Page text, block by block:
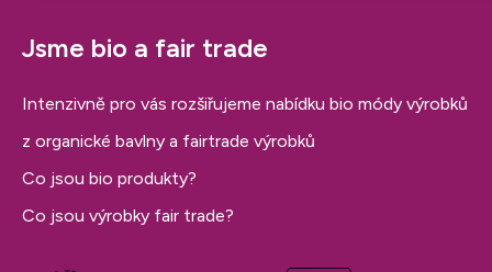
Jsme bio a fair trade
Intenzivně pro vás rozšiřujeme nabídku bio módy výrobků
z organické bavlny a fairtrade výrobků
Co jsou bio produkty?
Co jsou výrobky fair trade?